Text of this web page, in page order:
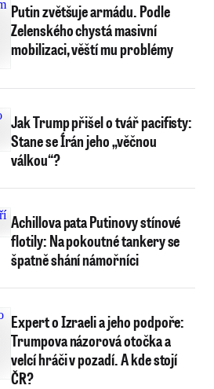
Putin zvětšuje armádu. Podle
Zelenského chystá masivní
mobilizaci, věští mu problémy
Jak Trump přišel o tvář pacifisty:
Stane se Írán jeho „věčnou
válkou“?
Achillova pata Putinovy stínové
flotily: Na pokoutné tankery se
špatně shání námořníci
Expert o Izraeli a jeho podpoře:
Trumpova názorová otočka a
velcí hráči v pozadí. A kde stojí
ČR?